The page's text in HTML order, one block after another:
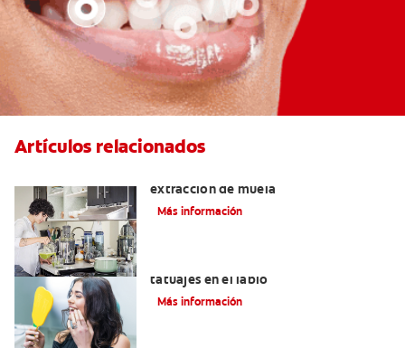
Artículos relacionados
extracción de muela
Más información
tatuajes en el labio
Más información